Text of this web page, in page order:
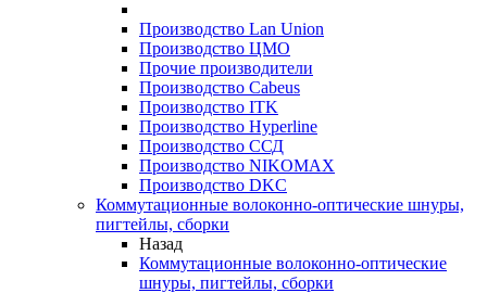
Производство Lan Union
Производство ЦМО
Прочие производители
Производство Cabeus
Производство ITK
Производство Hyperline
Производство ССД
Производство NIKOMAX
Производство DKC
Коммутационные волоконно-оптические шнуры,
пигтейлы, сборки
Назад
Коммутационные волоконно-оптические
шнуры, пигтейлы, сборки